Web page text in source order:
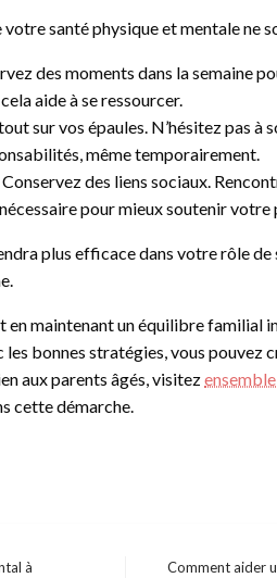
santé physique et mentale ne
des moments dans la semaine
aide à se ressourcer.
sur vos épaules. N’hésitez pas à
même temporairement.
Conservez des liens sociaux.
pour mieux soutenir votre
plus efficace dans votre rôle
en maintenant un équilibre familial
bonnes stratégies, vous pouvez
aux parents âgés, visitez
cette démarche.
à
Comment aider